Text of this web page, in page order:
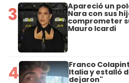
3 Apareció un
Nara con sus
comprometer
Mauro Icardi
4 Franco
Italia y estalló
dejaron"